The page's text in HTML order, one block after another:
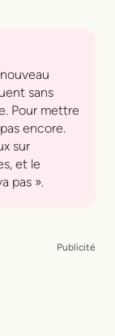
sans
Pour mettre
encore.
sur
et le
pas ».
Publicité